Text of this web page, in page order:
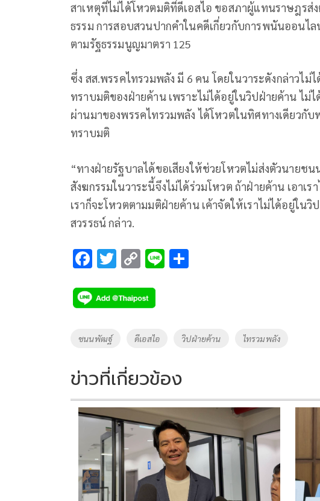
สาเหตุที่ไม่ได้โหวตมติที่ดีเอสไอ ขอสภาผู้แทนราษฎร
ธรรม การสอบสวนปากคำในคดีเกี่ยวกับการพนันออนไ
ตามรัฐธรรมนูญมาตรา 125
ซึ่ง สส.พรรคไทรวมพลัง มี 6 คน โดยในวาระดังกล่าวไม่
ทราบมติของฝ่ายค้าน เพราะไม่ได้อยู่ในวิปฝ่ายค้าน ไม่
ผ่านมาของพรรคไทรวมพลัง ได้โหวตในทิศทางเดียวกับ
ทราบมติ
“ทางฝ่ายรัฐบาลได้ขอเสียงให้ช่วยโหวตไม่ส่งตัวนายช
สังฆกรรมในวาระนี้จึงไม่ได้ร่วมโหวต ถ้าฝ่ายค้าน เอาเ
เราก็จะโหวตตามมติฝ่ายค้าน เค้าจัดให้เราไม่ได้อยู่ใน
สวรรธน์ กล่าว.
F
e
b
o
k
T
tt
er
C
p
y
Li
k
Li
Tags
ชนนพัฒฐ์ ดีเอสไอ วิปฝ่ายค้าน ไทรวมพลัง
ข่าวที่เกี่ยวข้อง